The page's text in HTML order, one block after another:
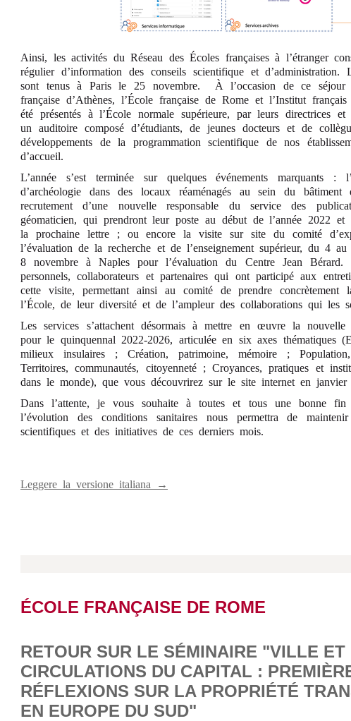
Ainsi, les activités du Réseau des Écoles françaises à l’étranger
régulier d’information des conseils scientifique et d’administration.
sont tenus à Paris le 25 novembre. À l’occasion de ce séjour
française d’Athènes, l’École française de Rome et l’Institut
été présentés à l’École normale supérieure, par leurs directrices et
un auditoire composé d’étudiants, de jeunes docteurs et de
développements de la programmation scientifique de nos
d’accueil.
L’année s’est terminée sur quelques événements marquants :
d’archéologie dans des locaux réaménagés au sein du
recrutement d’une nouvelle responsable du service des
géomaticien, qui prendront leur poste au début de l’année 2022 et
la prochaine lettre ; ou encore la visite sur site du comité
l’évaluation de la recherche et de l’enseignement supérieur, du 4
8 novembre à Naples pour l’évaluation du Centre Jean Bérard.
personnels, collaborateurs et partenaires qui ont participé aux
cette visite, permettant ainsi au comité de prendre concrètement
l’École, de leur diversité et de l’ampleur des collaborations qui les
Les services s’attachent désormais à mettre en œuvre la nouvelle
pour le quinquennal 2022-2026, articulée en six axes thématiques
milieux insulaires ; Création, patrimoine, mémoire ;
Territoires, communautés, citoyenneté ; Croyances, pratiques et
dans le monde), que vous découvrirez sur le site internet en janvier
Dans l’attente, je vous souhaite à toutes et tous une bonne fin
l’évolution des conditions sanitaires nous permettra de
scientifiques et des initiatives de ces derniers mois.
Leggere la versione italiana →
ÉCOLE FRANÇAISE DE ROME
RETOUR SUR LE SÉMINAIRE "VILLE ET
CIRCULATIONS DU CAPITAL :
RÉFLEXIONS SUR LA PROPRIÉTÉ
EN EUROPE DU SUD"